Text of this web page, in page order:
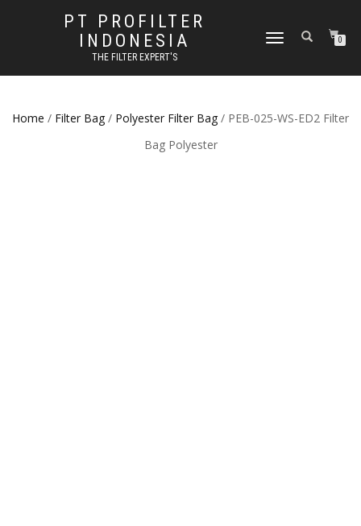
PT PROFILTER
INDONESIA
THE FILTER EXPERT'S
TOGGLE NAVIGATION0
Home / Filter Bag / Polyester Filter Bag / PEB-025-WS-ED2 Filter
Bag Polyester